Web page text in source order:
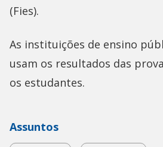
(Fies).
As instituições de ensino
usam os resultados das
os estudantes.
Assuntos